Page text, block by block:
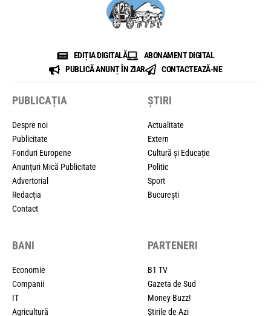
EDIȚIA DIGITALĂ
ABONAMENT DIGITAL
PUBLICĂ ANUNȚ ÎN ZIAR
CONTACTEAZĂ-NE
PUBLICAȚIA
Despre noi
Publicitate
Fonduri Europene
Anunțuri Mică Publicitate
Advertorial
Redacția
Contact
ȘTIRI
Actualitate
Extern
Cultură și Educație
Politic
Sport
București
BANI
Economie
Companii
IT
Agricultură
PARTENERI
B1 TV
Gazeta de Sud
Money Buzz!
Știrile de Azi